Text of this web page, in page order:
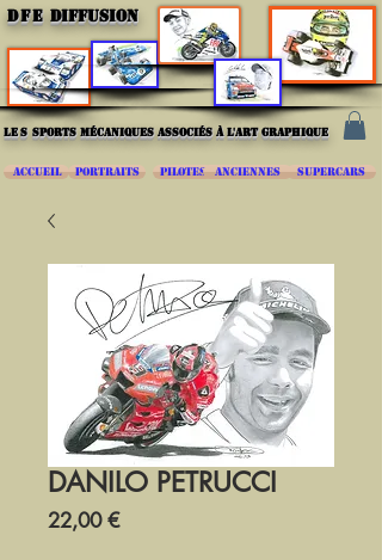
DFE DIFFUSION
les sports mécaniques associés à l'art graphique
ACCUEIL PORTRAITS PILOTES ANCIENNES SUPERCARS
DANILO PETRUCCI
22,00 €Prix